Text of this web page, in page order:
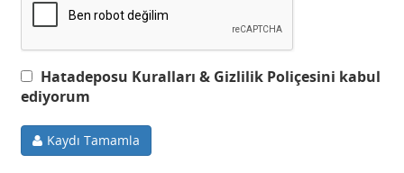
Hatadeposu Kuralları & Gizlilik Poliçesini kabul
ediyorum
Kaydı Tamamla